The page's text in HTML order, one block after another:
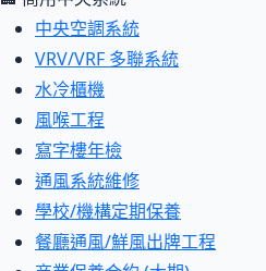
中央空調系統
VRV/VRF 多聯系統
水冷櫃機
風喉工程
寫字樓年檢
通風系統維修
學校/機構定期保養
餐廳通風/鮮風出牌工程